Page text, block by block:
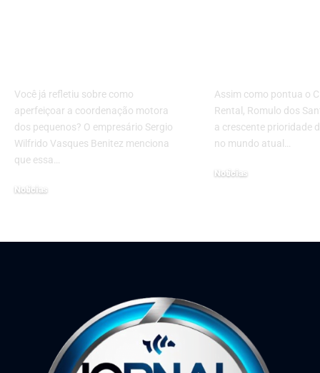
Você já refletiu sobre como
aperfeiçoar a coordenação motora
dos pequenos? O empresário Sergio
Wilfrido Vasques Benitez menciona
que essa…
Notícias
Assim como pontua o
Rental, Romulo dos
a crescente prioridade
no mundo atual…
Notícias